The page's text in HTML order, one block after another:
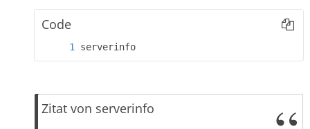
Code
serverinfo
Zitat von serverinfo